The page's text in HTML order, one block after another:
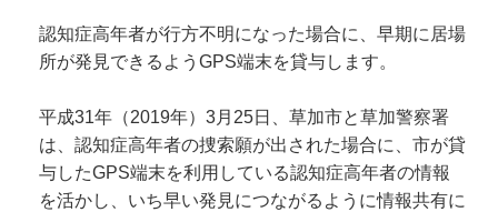
認知症高年者が行方不明になった場合に、早期に居場
所が発見できるようGPS端末を貸与します。
平成31年（2019年）3月25日、草加市と草加警察署
は、認知症高年者の捜索願が出された場合に、市が貸
与したGPS端末を利用している認知症高年者の情報
を活かし、いち早い発見につながるように情報共有に